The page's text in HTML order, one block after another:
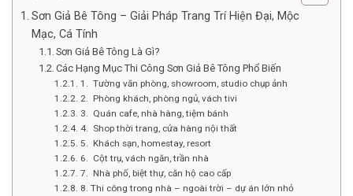
Sơn Giả Bê Tông – Giải Pháp Trang Trí Hiện Đại, Mộc
Mạc, Cá Tính
Sơn Giả Bê Tông Là Gì?
Các Hạng Mục Thi Công Sơn Giả Bê Tông Phổ Biến
1. Tường văn phòng, showroom, studio chụp ảnh
2. Phòng khách, phòng ngủ, vách tivi
3. Quán cafe, nhà hàng, tiệm bánh
4. Shop thời trang, cửa hàng nội thất
5. Khách sạn, homestay, resort
6. Cột trụ, vách ngăn, trần nhà
7. Nhà phố, biệt thự, căn hộ cao cấp
8. Thi công trong nhà – ngoài trời – dự án lớn nhỏ